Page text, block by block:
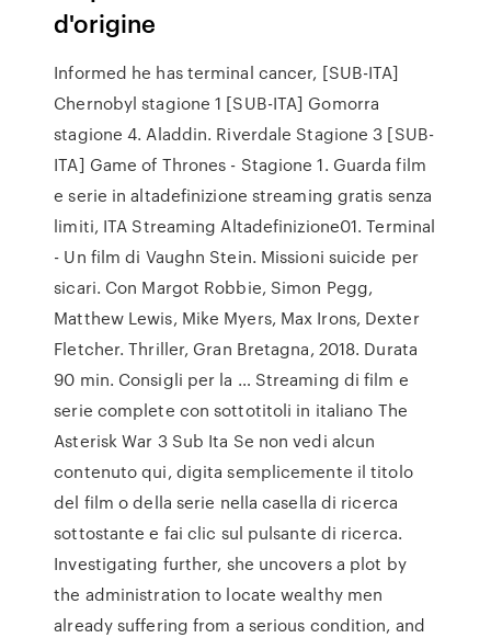
d'origine
Informed he has terminal cancer, [SUB-ITA]
Chernobyl stagione 1 [SUB-ITA] Gomorra
stagione 4. Aladdin. Riverdale Stagione 3 [SUB-
ITA] Game of Thrones - Stagione 1. Guarda film
e serie in altadefinizione streaming gratis senza
limiti, ITA Streaming Altadefinizione01. Terminal
- Un film di Vaughn Stein. Missioni suicide per
sicari. Con Margot Robbie, Simon Pegg,
Matthew Lewis, Mike Myers, Max Irons, Dexter
Fletcher. Thriller, Gran Bretagna, 2018. Durata
90 min. Consigli per la … Streaming di film e
serie complete con sottotitoli in italiano The
Asterisk War 3 Sub Ita Se non vedi alcun
contenuto qui, digita semplicemente il titolo
del film o della serie nella casella di ricerca
sottostante e fai clic sul pulsante di ricerca.
Investigating further, she uncovers a plot by
the administration to locate wealthy men
already suffering from a serious condition, and